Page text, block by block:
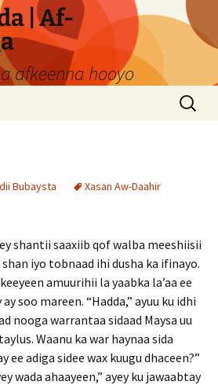
| Af-
afkeenna hooyo
Search
for:
Bubaysta
Xasan Aw-Daahir
shantii saaxiib qof walba meeshiisii
shan iyo tobnaad ihi dusha ka ifinayo.
amuurihii la yaabka la’aa ee
soo mareen. “Hadda,” ayuu ku idhi
nooga warrantaa sidaad Maysa uu
Waanu ka war haynaa sida
ee adiga sidee wax kuugu dhaceen?”
wada ahaayeen,” ayey ku jawaabtay